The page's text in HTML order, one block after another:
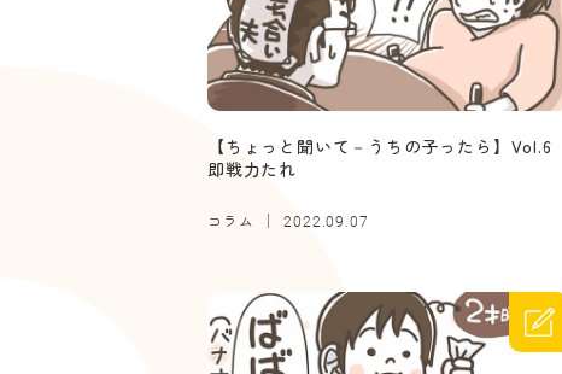
【ちょっと聞いて－うちの子ったら】Vol.6
即戦力たれ
コラム 2022.09.07